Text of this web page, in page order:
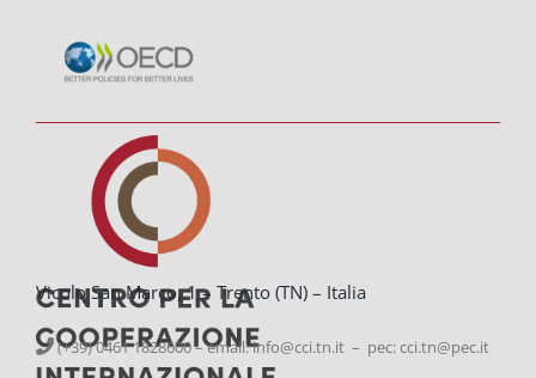
Vicolo San Marco, 1 – Trento (TN) – Italia
(+39) 0461 1828600 – email:info@cci.tn.it – pec: cci.tn@pec.it